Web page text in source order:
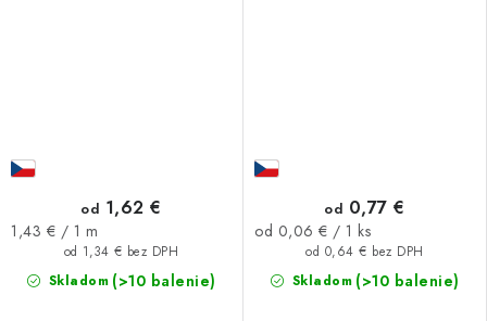
Skladom (>10 balenie)
od 1,34 € bez DPH
od 1,62 €
Jednotková
1,43 € / 1 m
Skladom (>10 balenie)
od 0,64 € bez DPH
od 0,77 €
Jednotková
od 0,06 € / 1 ks